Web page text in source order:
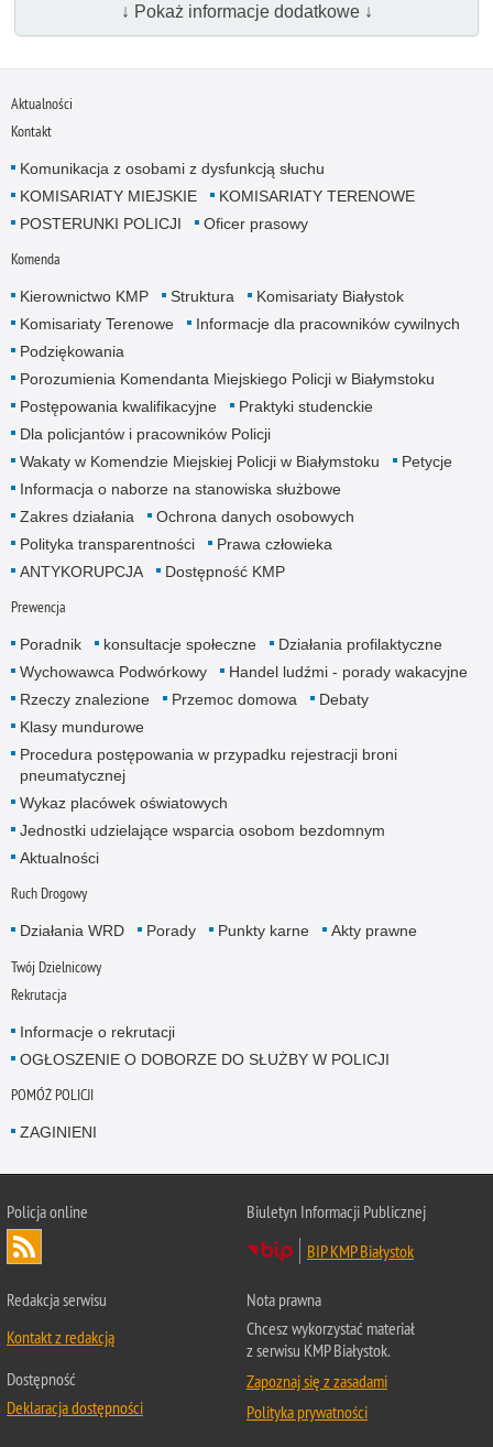
↓ Pokaż informacje dodatkowe ↓
Aktualności
Kontakt
Komunikacja z osobami z dysfunkcją słuchu
KOMISARIATY MIEJSKIE
KOMISARIATY TERENOWE
POSTERUNKI POLICJI
Oficer prasowy
Komenda
Kierownictwo KMP Struktura
Komisariaty Białystok
Komisariaty Terenowe
Informacje dla pracowników cywilnych
Podziękowania
Porozumienia Komendanta Miejskiego Policji w Białymstoku
Postępowania kwalifikacyjne
Praktyki studenckie
Dla policjantów i pracowników Policji
Wakaty w Komendzie Miejskiej Policji w Białymstoku
Petycje
Informacja o naborze na stanowiska służbowe
Zakres działania
Ochrona danych osobowych
Polityka transparentności
Prawa człowieka
ANTYKORUPCJA
Dostępność KMP
Prewencja
Poradnik konsultacje społeczne
Działania profilaktyczne
Wychowawca Podwórkowy
Handel ludźmi - porady wakacyjne
Rzeczy znalezione
Przemoc domowa
Debaty
Klasy mundurowe
Procedura postępowania w przypadku rejestracji broni
pneumatycznej
Wykaz placówek oświatowych
Jednostki udzielające wsparcia osobom bezdomnym
Aktualności
Ruch Drogowy
Działania WRD Porady Punkty karne Akty prawne
Twój Dzielnicowy
Rekrutacja
Informacje o rekrutacji
OGŁOSZENIE O DOBORZE DO SŁUŻBY W POLICJI
POMÓŻ POLICJI
ZAGINIENI
Policja online
Biuletyn Informacji Publicznej
BIP KMP Białystok
Redakcja serwisu
Kontakt z redakcją
Dostępność
Deklaracja dostępności
Nota prawna
Chcesz wykorzystać materiał
z serwisu KMP Białystok.
Zapoznaj się z zasadami
Polityka prywatności